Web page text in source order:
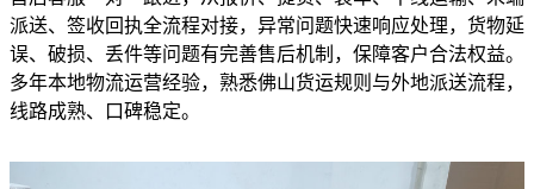
派送、签收回执全流程对接，异常问题快速响应处理，货物延
误、破损、丢件等问题有完善售后机制，保障客户合法权益。
多年本地物流运营经验，熟悉佛山货运规则与外地派送流程，
线路成熟、口碑稳定。